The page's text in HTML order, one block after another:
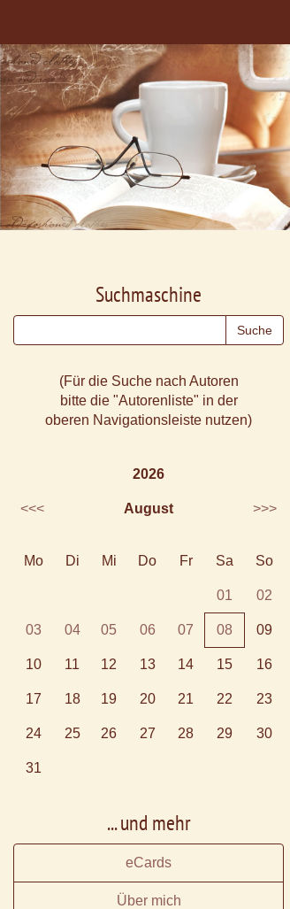
Suchmaschine
(Für die Suche nach Autoren
bitte die "Autorenliste" in der
oberen Navigationsleiste nutzen)
2026
<<< August >>>
Mo Di Mi Do Fr Sa So
01 02
03 04 05 06 07 08 09
10 11 12 13 14 15 16
17 18 19 20 21 22 23
24 25 26 27 28 29 30
31
... und mehr
eCards
Über mich